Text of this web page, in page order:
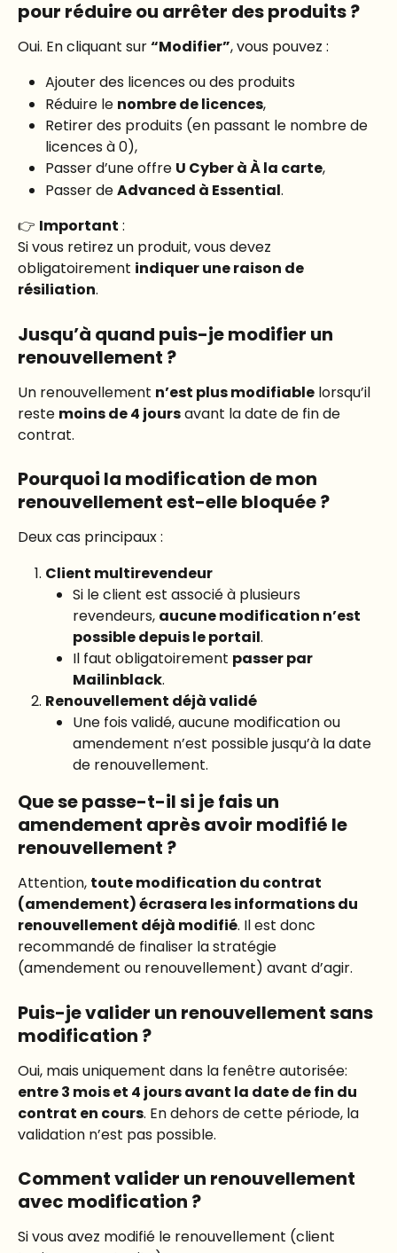
pour réduire ou arrêter des produits ?
Oui. En cliquant sur “Modifier”, vous pouvez :
Ajouter des licences ou des produits
Réduire le nombre de licences,
Retirer des produits (en passant le nombre de
licences à 0),
Passer d’une offre U Cyber à À la carte,
Passer de Advanced à Essential.
👉 Important :
Si vous retirez un produit, vous devez
obligatoirement indiquer une raison de
résiliation.
Jusqu’à quand puis-je modifier un
renouvellement ?
Un renouvellement n’est plus modifiable lorsqu’il
reste moins de 4 jours avant la date de fin de
contrat.
Pourquoi la modification de mon
renouvellement est-elle bloquée ?
Deux cas principaux :
Client multirevendeur
Si le client est associé à plusieurs
revendeurs, aucune modification n’est
possible depuis le portail.
Il faut obligatoirement passer par
Mailinblack.
Renouvellement déjà validé
Une fois validé, aucune modification ou
amendement n’est possible jusqu’à la date
de renouvellement.
Que se passe-t-il si je fais un
amendement après avoir modifié le
renouvellement ?
Attention, toute modification du contrat
(amendement) écrasera les informations du
renouvellement déjà modifié. Il est donc
recommandé de finaliser la stratégie
(amendement ou renouvellement) avant d’agir.
Puis-je valider un renouvellement sans
modification ?
Oui, mais uniquement dans la fenêtre autorisée:
entre 3 mois et 4 jours avant la date de fin du
contrat en cours. En dehors de cette période, la
validation n’est pas possible.
Comment valider un renouvellement
avec modification ?
Si vous avez modifié le renouvellement (client